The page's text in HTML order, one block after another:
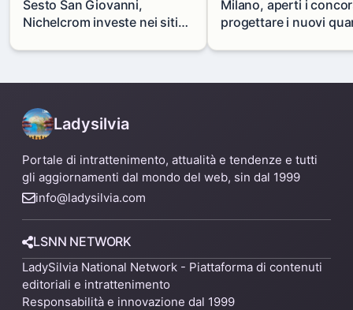
Sesto San Giovanni,
Nichelcrom investe nei siti
capannone per fare spazio a
Milano, aperti i
progettare i nuovi
Mare
Ladysilvia
Portale di intrattenimento, attualità e tendenze e tutti
gli aggiornamenti dal mondo del web, sin dal 1999
info@ladysilvia.com
LSNN NETWORK
LadySilvia National Network - Piattaforma di contenuti
editoriali e intrattenimento
Responsabilità e innovazione dal 1999